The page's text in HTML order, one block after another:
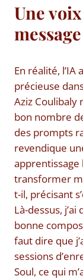
Une
En réalité,
précieuse
Aziz Coulibaly
bon nombre
des prompts
revendique
apprentissage
transformer
t-il, précisant
Là-dessus,
bonne
faut dire que
sessions
Soul, ce qui